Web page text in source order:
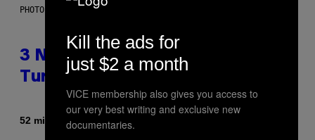
PHOTO BY BOB BERG/GETTY IMAGES
3 No-Skip Geek Rock Albums
Turning 30 This Year
52 minutes ago ByDan Milam
Kill the ads for
just $2 a month
VICE membership also gives you access to
our very best writing and exclusive new
documentaries.